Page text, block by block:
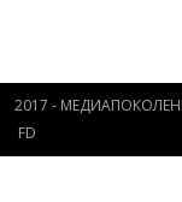
2017 -
FD